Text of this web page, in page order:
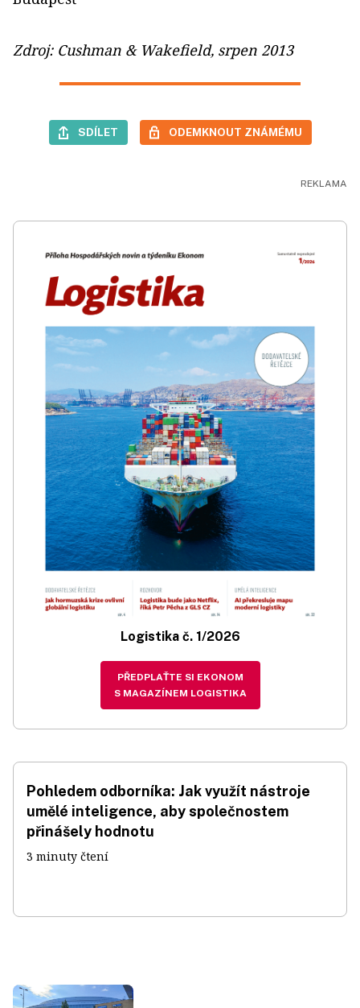
Zdroj: Cushman & Wakefield, srpen 2013
SDÍLET ODEMKNOUT ZNÁMÉMU
Logistika č. 1/2026
PŘEDPLAŤTE SI EKONOM
S MAGAZÍNEM LOGISTIKA
Pohledem odborníka: Jak využít nástroje
umělé inteligence, aby společnostem
přinášely hodnotu
3 minuty čtení